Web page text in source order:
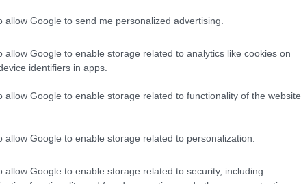
allow Google to send me personalized advertising.
allow Google to enable storage related to analytics like cookies on
identifiers in apps.
allow Google to enable storage related to functionality of the website
allow Google to enable storage related to personalization.
allow Google to enable storage related to security, including
του Πανεπιστημίου Πειραιά. Συνεργάστηκε
Πορεία της Κέρκυρας», ενώ από τις
χρόνια στο «Κερκυραϊκό Βήμα». Από το 1994
«Κερκυραϊκά Σπορ» και από το 2000 και για
ΣΠΟΡ». Από το 2015 εργάζεται στην